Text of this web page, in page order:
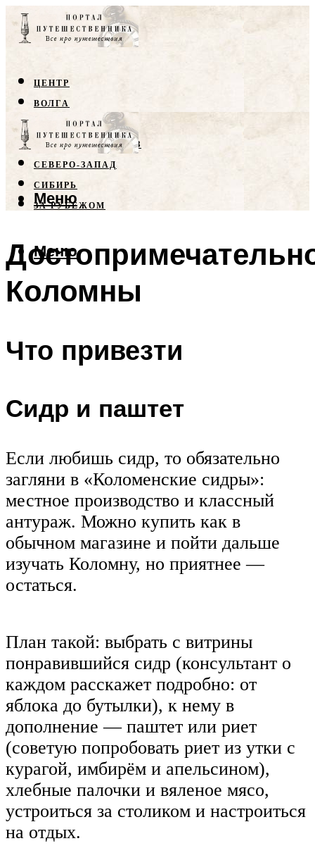
ЦЕНТР
ВОЛГА
КРЫМ
СЕВЕРНЫЙ КАВКАЗ
СЕВЕРО-ЗАПАД
СИБИРЬ
ЗА РУБЕЖОМ
Меню
Меню
Коломны
Что привезти
Сидр и паштет
Если любишь сидр, то обязательно
загляни в «Коломенские сидры»:
местное производство и классный
антураж. Можно купить как в
обычном магазине и пойти дальше
изучать Коломну, но приятнее —
остаться.
План такой: выбрать с витрины
понравившийся сидр (консультант о
каждом расскажет подробно: от
яблока до бутылки), к нему в
дополнение — паштет или риет
(советую попробовать риет из утки с
курагой, имбирём и апельсином),
хлебные палочки и вяленое мясо,
устроиться за столиком и настроиться
на отдых.